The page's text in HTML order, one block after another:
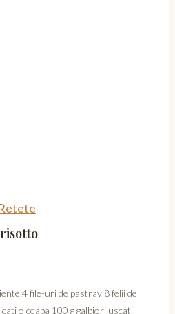
file-uri de pastrav 8 felii de
o ceapa 100 g galbiori uscati